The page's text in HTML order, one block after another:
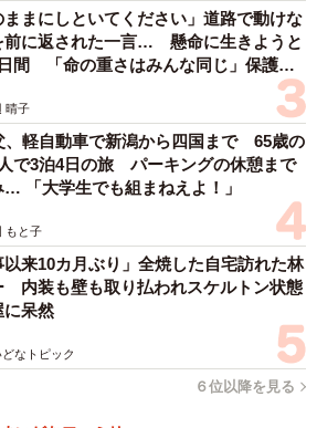
ままにしといてください」道路で動けな
前に返された一言… 懸命に生きようと
間 「命の重さはみんな同じ」保護団
晴子
、軽自動車で新潟から四国まで 65歳の
で3泊4日の旅 パーキングの休憩まで
… 「大学生でも組まねえよ！」
もと子
以来10カ月ぶり」全焼した自宅訪れた林
内装も壁も取り払われスケルトン状態
に呆然
どなトピック
６位以降を見る